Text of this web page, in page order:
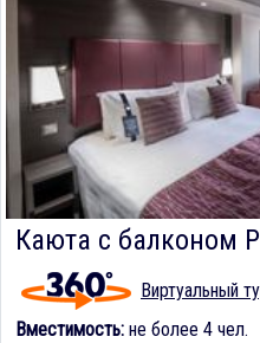
Каюта с балконом
Виртуальный
Вместимость: не более 4 чел.